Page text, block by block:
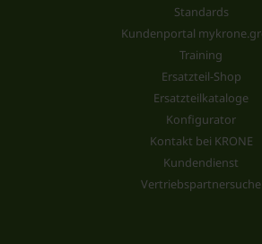
Standards
Kundenportal
Training
Ersatzteil-Shop
Ersatzteilkataloge
Konfigurator
Kontakt bei KRONE
Kundendienst
Vertriebspartnersuche